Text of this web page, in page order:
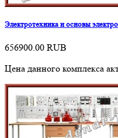
Электротехника и основы
656900.00 RUB
Цена данного комплекса